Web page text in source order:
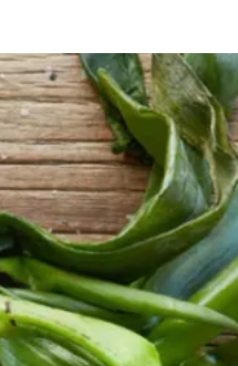
Catalansk
bønnesala
medmed
grillede
grøntsage
ogog salbitxada-
salbitxada-